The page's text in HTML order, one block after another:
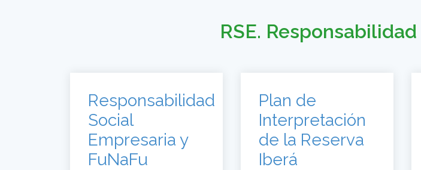
RSE.
Responsabilidad
Social
Empresaria y
FuNaFu
Plan de
Interpretación
de la Reserva
Iberá